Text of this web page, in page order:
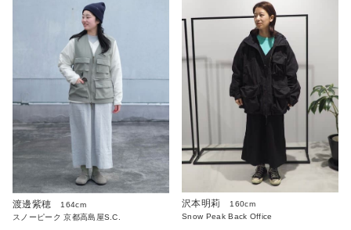
渡邊紫穂
164cm
スノーピーク 京都高島屋S.C.
沢本明莉
160cm
Snow Peak Back Office